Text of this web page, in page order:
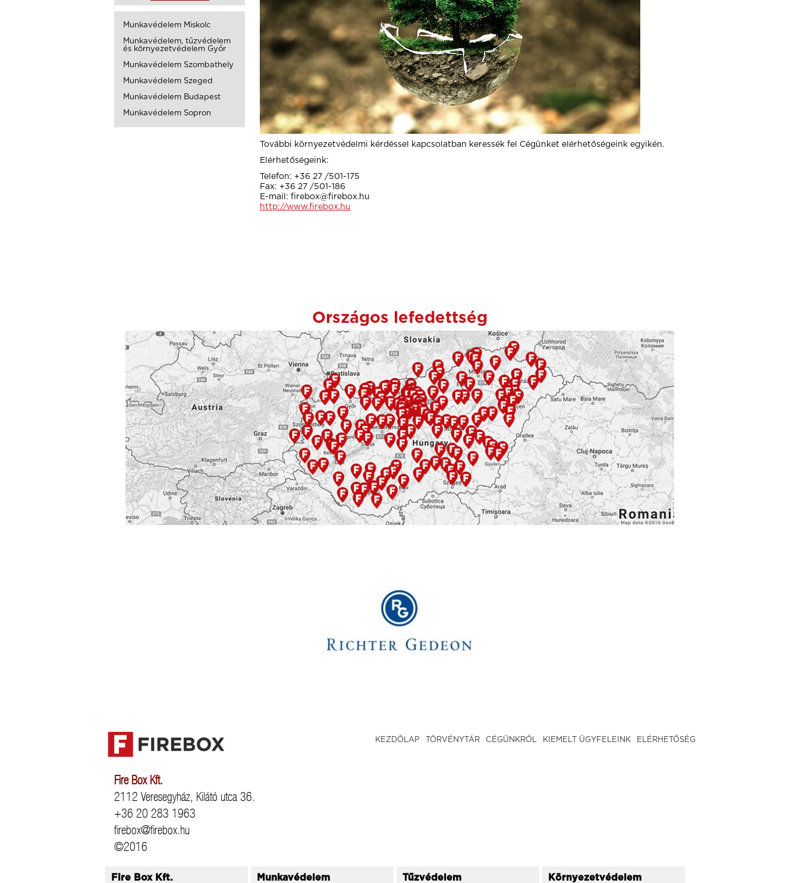
Munkavédelem Miskolc
Munkavédelem, tűzvédelem
és környezetvédelem Győr
Munkavédelem Szombathely
Munkavédelem Szeged
Munkavédelem Budapest
Munkavédelem Sopron
További környezetvédelmi kérdéssel kapcsolatban keressék fel Cégünket elérhetőségeink egyikén.
Elérhetőségeink:
Telefon: +36 27 /501-175
Fax: +36 27 /501-186
E-mail: firebox@firebox.hu
http://www.firebox.hu
Országos lefedettség
KEZDŐLAP TÖRVÉNYTÁR CÉGÜNKRŐL KIEMELT ÜGYFELEINK ELÉRHETŐSÉG
Fire Box Kft.
2112 Veresegyház, Kilátó utca 36.
+36 20 283 1963
firebox@firebox.hu
©2016
Fire Box Kft. Munkavédelem Tűzvédelem Környezetvédelem